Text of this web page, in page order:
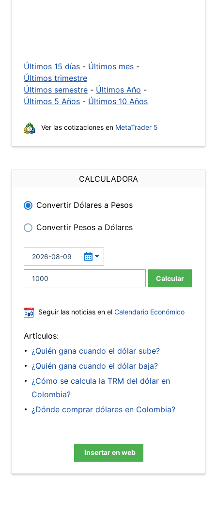
Últimos 15 días - Últimos mes -
Últimos trimestre
Últimos semestre - Últimos Año -
Últimos 5 Años - Últimos 10 Años
Ver las cotizaciones en MetaTrader 5
CALCULADORA
Convertir Dólares a Pesos
Convertir Pesos a Dólares
Calcular
Seguir las noticias en el Calendario Económico
Artículos:
¿Quién gana cuando el dólar sube?
¿Quién gana cuando el dólar baja?
¿Cómo se calcula la TRM del dólar en
Colombia?
¿Dónde comprar dólares en Colombia?
Insertar en web